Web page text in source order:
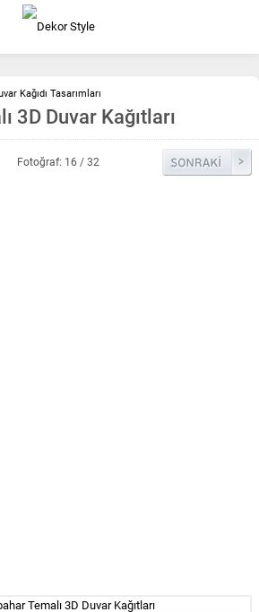
Kağıdı Tasarımları
3D Duvar Kağıtları
Fotoğraf: 16 / 32